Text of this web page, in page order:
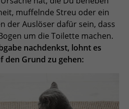
muffelnde Streu oder ein
der Auslöser dafür sein, dass
um die Toilette machen.
nachdenkst, lohnt es
den Grund zu gehen: